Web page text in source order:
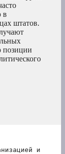
в
штатов.
позиции
и